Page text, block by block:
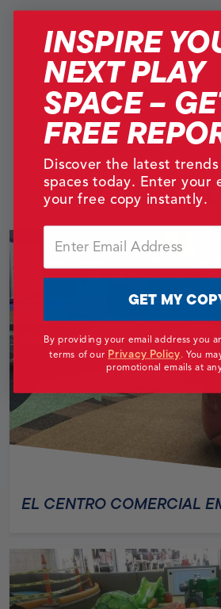
Back
EL CENTRO COMERCIAL
INSPIRE
NEXT PLAY
SPACE –
FREE
Discover the latest
spaces today. Enter your
your free copy instantly.
GET MY
By providing your email address you
terms of our Privacy Policy.You
promotional emails at